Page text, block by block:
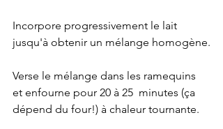
Incorpore progressivement le lait
jusqu'à obtenir un mélange homogène.
Verse le mélange dans les ramequins
et enfourne pour 20 à 25  minutes (ça
dépend du four!) à chaleur tournante.